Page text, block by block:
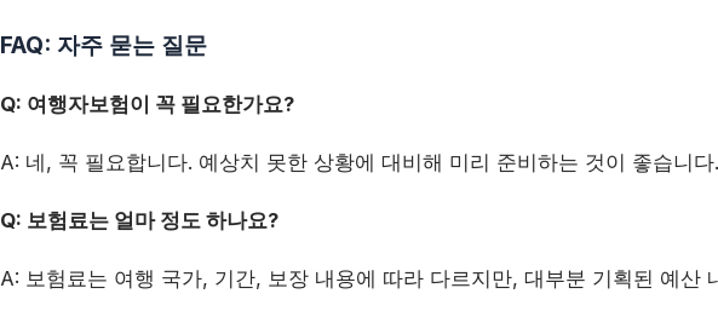
FAQ: 자주 묻는 질문
Q: 여행자보험이 꼭 필요한가요?
A: 네, 꼭 필요합니다. 예상치 못한 상황에 대비해 미리 준비하는 것이 좋습니다.
Q: 보험료는 얼마 정도 하나요?
A: 보험료는 여행 국가, 기간, 보장 내용에 따라 다르지만, 대부분 기획된 예산